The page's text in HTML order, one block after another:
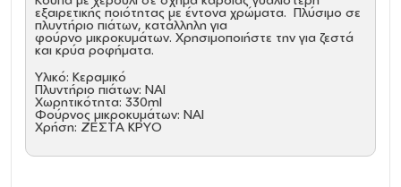
εξαιρετικής ποιότητας με έντονα χρώματα. Πλύσιμο σε
πλυντήριο πιάτων, κατάλληλη για
φούρνο μικροκυμάτων. Χρησιμοποιήστε την για ζεστά
και κρύα ροφήματα.
Υλικό: Κεραμικό
Πλυντήριο πιάτων: ΝΑΙ
Χωρητικότητα: 330ml
Φούρνος μικροκυμάτων: ΝΑΙ
Χρήση: ΖΕΣΤΑ ΚΡΥΟ